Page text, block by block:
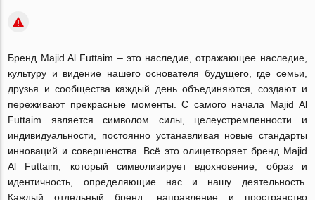
Бренд Majid Al Futtaim – это наследие, отражающее наследие,
культуру и видение нашего основателя будущего, где семьи,
друзья и сообщества каждый день объединяются, создают и
переживают прекрасные моменты. С самого начала Majid Al
Futtaim является символом силы, целеустремленности и
индивидуальности, постоянно устанавливая новые стандарты
инноваций и совершенства. Всё это олицетворяет бренд Majid
Al Futtaim, который символизирует вдохновение, образ и
идентичность, определяющие нас и нашу деятельность.
Каждый отдельный бренд, направление и пространство